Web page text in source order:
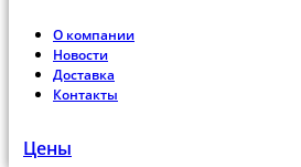
О компании
Новости
Доставка
Контакты
Цены